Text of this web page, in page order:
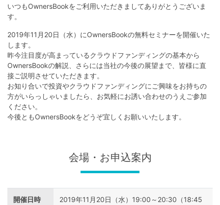
デ
ィ
ン
グ
で
不
動
OwnersBook
いつもOwnersBookをご利用いただきましてありがとうございま
す。
2019年11月20日（水）にOwnersBookの無料セミナーを開催いた
します。
昨今注目度が高まっているクラウドファンディングの基本から
OwnersBookの解説、さらには当社の今後の展望まで、皆様に直
接ご説明させていただきます。
お知り合いで投資やクラウドファンディングにご興味をお持ちの
方がいらっしゃいましたら、お気軽にお誘い合わせのうえご参加
ください。
今後ともOwnersBookをどうぞ宜しくお願いいたします。
会場・お申込案内
開催日時
2019年11月20日（水）19:00～20:30（18:45